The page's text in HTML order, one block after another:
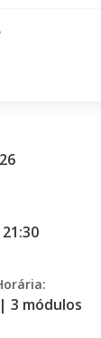
3 módulos